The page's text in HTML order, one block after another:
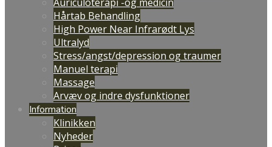
Hårtab Behandling
High Power Near Infrarødt Lys
Ultralyd
Stress/angst/depression og traumer
Manuel terapi
Massage
Arvæv og indre dysfunktioner
Information
Klinikken
Nyheder